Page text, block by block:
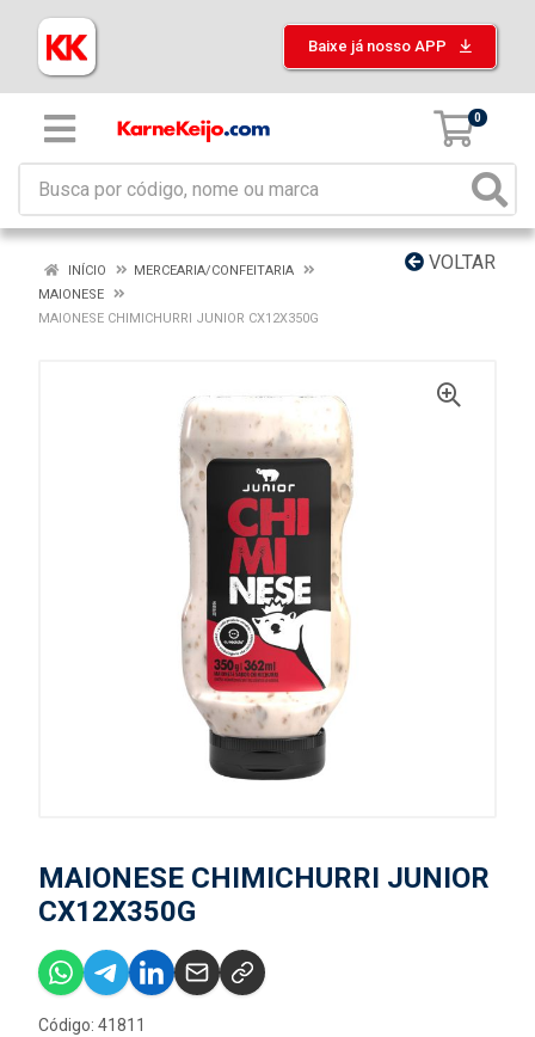
Baixe já nosso APP
0
VOLTAR
INÍCIO
MERCEARIA/CONFEITARIA
MAIONESE
MAIONESE CHIMICHURRI JUNIOR CX12X350G
MAIONESE CHIMICHURRI JUNIOR
CX12X350G
Código: 41811